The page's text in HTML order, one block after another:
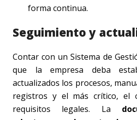
forma continua.
Seguimiento y
Contar con un Sistema de
que la empresa deba
actualizados los procesos,
registros y el más crítico, el
requisitos legales. La